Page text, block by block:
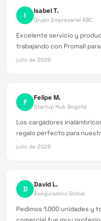
I Isabel T.
Grupo Empresarial ABC
Excelente servicio y
trabajando con Promall
julio de 2026
F Felipe M.
Startup Hub Bogotá
Los cargadores
regalo perfecto para
julio de 2026
D David L.
Aseguradora Global
Pedimos 1.000 unidades y